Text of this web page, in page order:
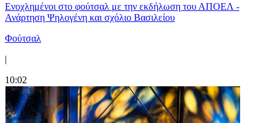
Ενοχλημένοι στο φούτσαλ με την εκδήλωση του ΑΠΟΕΛ -
Ανάρτηση Ψηλογένη και σχόλιο Βασιλείου
Φούτσαλ
|
10:02